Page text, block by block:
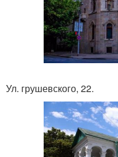
Ул. грушевского, 22.